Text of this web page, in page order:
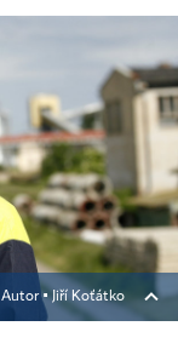
Autor ▪ Jiří Koťátko